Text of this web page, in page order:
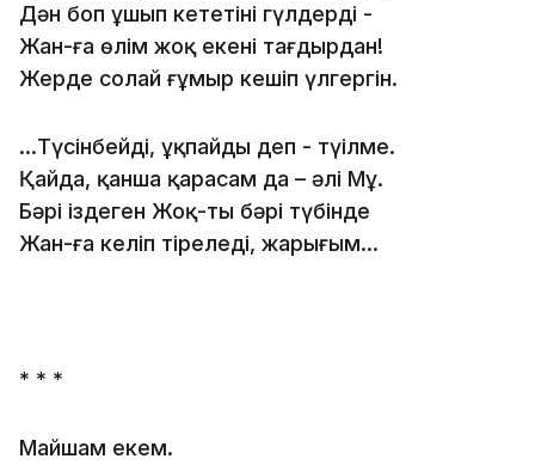
Дән боп ұшып кететіні гүлдердің -
Жан-ға өлім жоқ екені тағдырдан!
Жерде солай ғұмыр кешіп үлгергін.
...Түсінбейді, ұқпайды деп - түңілме.
Қайда, қанша қарасам да – әлі Мұң.
Бәрі іздеген Жоқ-тың бәрі түбінде
Жан-ға келіп тіреледі, жарығым...
* * *
Майшам екем.